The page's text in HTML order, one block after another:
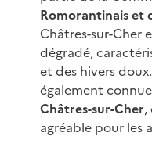
Romorantinais et
Châtres-sur-Cher
dégradé,
et des hivers
également
Châtres-sur-Cher,
agréable pour les